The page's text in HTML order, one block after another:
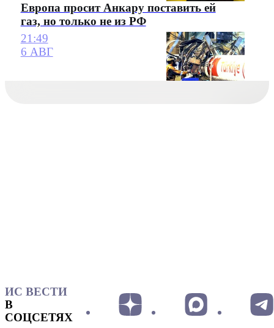
Европа просит Анкару поставить ей
газ, но только не из РФ
21:49
6 АВГ
ИС ВЕСТИ
В
СОЦСЕТЯХ